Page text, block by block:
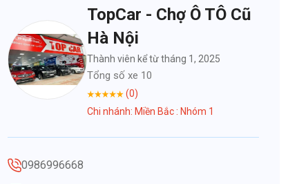
TopCar - Chợ Ô TÔ Cũ
Hà Nội
Thành viên kể từ tháng 1, 2025
Tổng số xe 10
(0)
Chi nhánh: Miền Bắc : Nhóm 1
0986996668